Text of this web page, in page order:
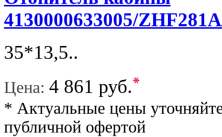
4130000633005/
35*13,5..
Цена: 4 861 руб.*
* Актуальные цены
публичной офертой